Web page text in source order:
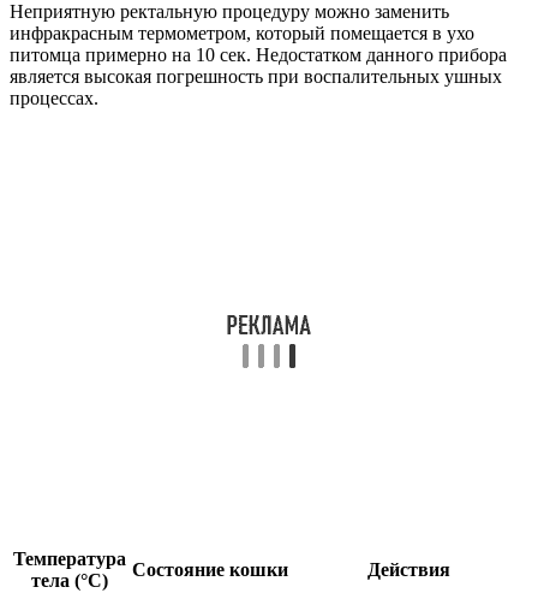
Неприятную ректальную процедуру можно заменить
инфракрасным термометром, который помещается в ухо
питомца примерно на 10 сек. Недостатком данного прибора
является высокая погрешность при воспалительных ушных
процессах.
Температура
тела (°C)
Состояние кошки Действия